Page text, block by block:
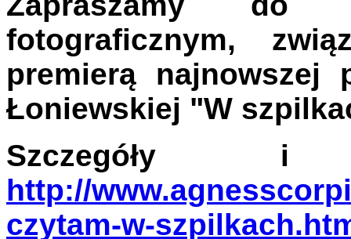
fotograficznym,
premierą najnowszej
Łoniewskiej "W
Szczegóły i
http://
czytam-w-